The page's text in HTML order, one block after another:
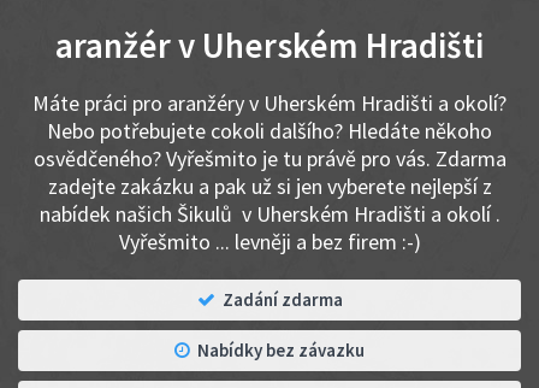
aranžér v Uherském Hradišti
Máte práci pro aranžéry v Uherském Hradišti a okolí?
Nebo potřebujete cokoli dalšího? Hledáte někoho
osvědčeného? Vyřešmito je tu právě pro vás. Zdarma
zadejte zakázku a pak už si jen vyberete nejlepší z
nabídek našich Šikulů v Uherském Hradišti a okolí .
Vyřešmito ... levněji a bez firem :-)
Zadání zdarma
Nabídky bez závazku